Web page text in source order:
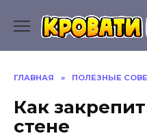
содержанию
ГЛАВНАЯ » ПОЛЕЗНЫЕ
Как
стене